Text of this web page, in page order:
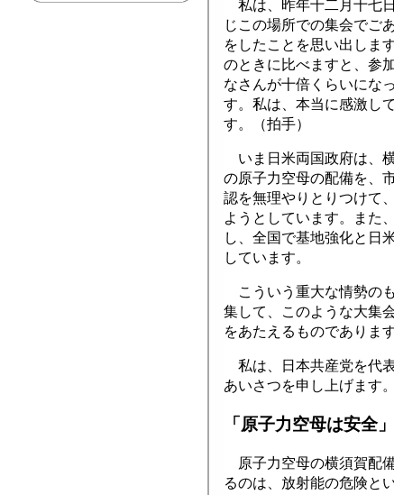
私は、昨年十二月十七
じこの場所での集会でご
をしたことを思い出しま
のときに比べますと、参
なさんが十倍くらいにな
す。私は、本当に感激し
す。（拍手）
いま日米両国政府は、
の原子力空母の配備を、
認を無理やりとりつけて
ようとしています。また
し、全国で基地強化と日
しています。
こういう重大な情勢の
集して、このような大集
をあたえるものでありま
私は、日本共産党を代
あいさつを申し上げます
「原子力空母は安全
原子力空母の横須賀配
るのは、放射能の危険と